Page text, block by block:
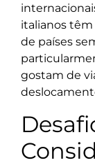
italianos
de países
gostam de